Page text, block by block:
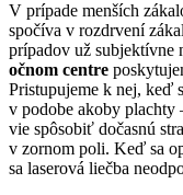
V prípade menších
spočíva v rozdrvení
prípadov už subjektívne
očnom centre
Pristupujeme k nej, keď
v podobe akoby plachty
vie spôsobiť dočasnú
v zornom poli. Keď sa
sa laserová liečba